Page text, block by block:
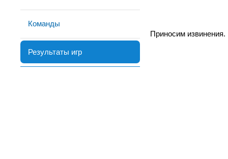
Команды
Результаты игр
Приносим